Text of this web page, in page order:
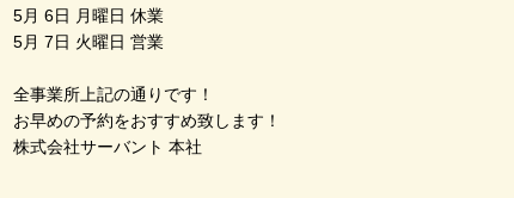
5月 6日 月曜日 休業
5月 7日 火曜日 営業
全事業所上記の通りです！
お早めの予約をおすすめ致します！
株式会社サーバント 本社